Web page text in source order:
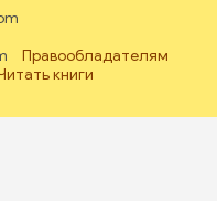
Правообладателям
книги